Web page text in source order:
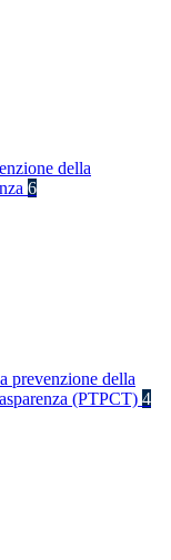
della
6
prevenzione della
(PTPCT) 4